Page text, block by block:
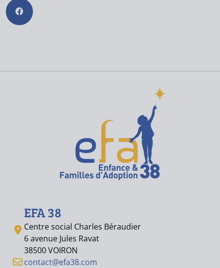
EFA 38
Centre social Charles Béraudier
6 avenue Jules Ravat
38500 VOIRON
contact@efa38.com